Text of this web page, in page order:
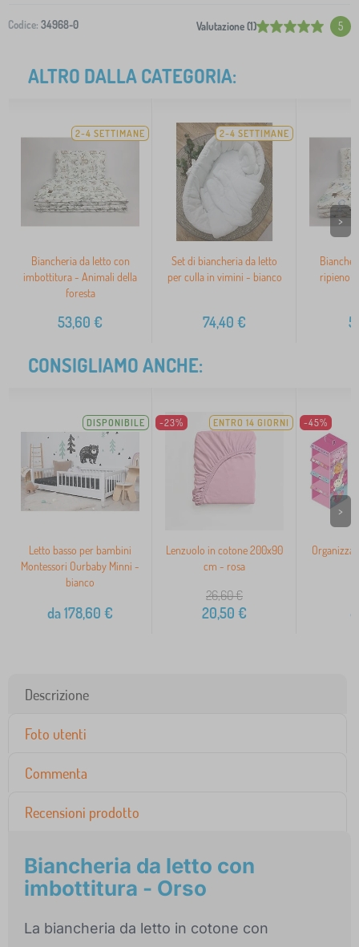
Codice: 34968-0 Valutazione (1) 5
ALTRO DALLA CATEGORIA:
2-4 SETTIMANE
Biancheria da letto con
imbottitura - Animali della
foresta
53,60 €
2-4 SETTIMANE
Set di biancheria da letto
per culla in vimini - bianco
74,40 €
ripieno -
>
CONSIGLIAMO ANCHE:
DISPONIBILE
Letto basso per bambini
Montessori Ourbaby Minni -
bianco
da178,60 €
-23% ENTRO 14 GIORNI
Lenzuolo in cotone 200x90
cm - rosa
26,60€
20,50 €
-45%
>
Descrizione
Foto utenti
Commenta
Recensioni prodotto
Biancheria da letto con
imbottitura - Orso
La biancheria da letto in cotone con